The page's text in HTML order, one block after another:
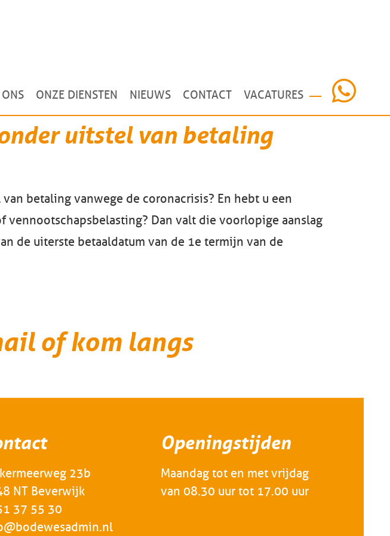
ONZE DIENSTEN NIEUWS CONTACT VACATURES
uitstel van betaling
betaling vanwege de coronacrisis? En hebt u een
Dan valt die voorlopige aanslag
de uiterste betaaldatum van de 1e termijn van de
of kom langs
23b
NT Beverwijk
37 55 30
Openingstijden
Maandag tot en met vrijdag
van 08.30 uur tot 17.00 uur